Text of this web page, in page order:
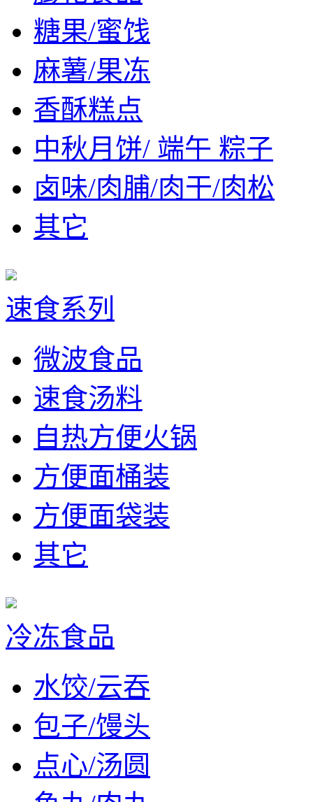
糖果/蜜饯
麻薯/果冻
香酥糕点
中秋月饼/ 端午 粽子
卤味/肉脯/肉干/肉松
其它
速食系列
微波食品
速食汤料
自热方便火锅
方便面桶装
方便面袋装
其它
冷冻食品
水饺/云吞
包子/馒头
点心/汤圆